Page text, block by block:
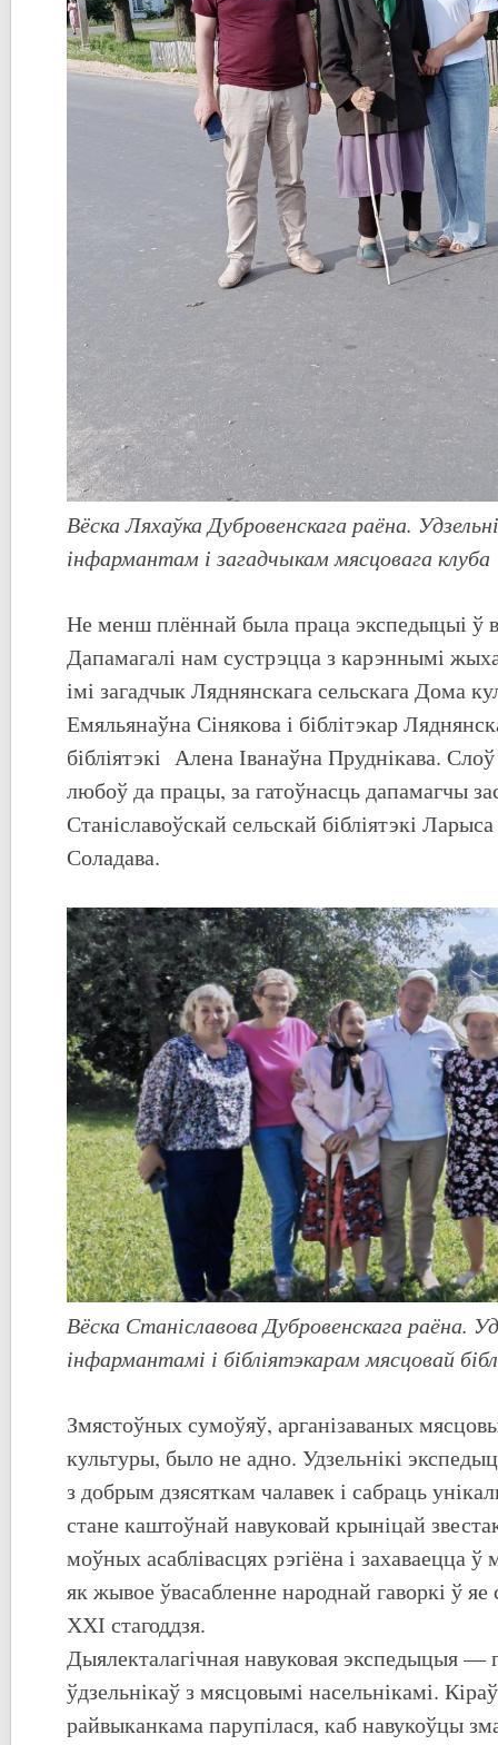
Вёска Ляхаўка Дубровенскага раёна.
інфармантам і загадчыкам мясцовага клуба
Не менш плённай была праца экспедыцыі ў
Дапамагалі нам сустрэцца з карэннымі
імі загадчык Ляднянскага сельскага Дома
Емяльянаўна Сінякова і біблітэкар
бібліятэкі Алена Іванаўна Пруднікава.
любоў да працы, за гатоўнасць дапамагчы
Станіславоўскай сельскай бібліятэкі
Соладава.
Вёска Станіславова Дубровенскага раёна.
інфармантамі і бібліятэкарам мясцовай
Змястоўных сумоўяў, арганізаваных
культуры, было не адно. Удзельнікі
з добрым дзясяткам чалавек і сабраць
стане каштоўнай навуковай крыніцай
моўных асаблівасцях рэгіёна і захаваецца ў
як жывое ўвасабленне народнай гаворкі ў
ХХІ стагоддзя.
Дыялекталагічная навуковая экспедыцыя —
ўдзельнікаў з мясцовымі насельнікамі.
райвыканкама парупілася, каб навукоўцы